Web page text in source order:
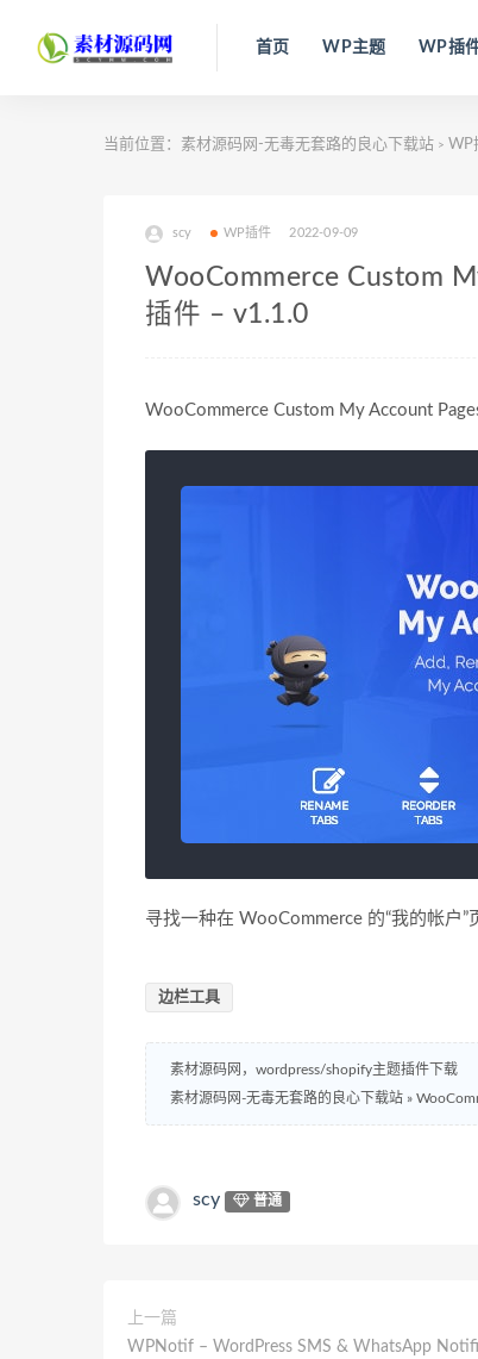
首页 WP主题 WP插
当前位置： 素材源码网-无毒无套路的良心下载站 > WP
scy WP插件 2022-09-09
WooCommerce Custom
插件 – v1.1.0
WooCommerce Custom My Account
寻找一种在 WooCommerce 的“我的帐户
边栏工具
素材源码网，wordpress/shopify主题插件下载
素材源码网-无毒无套路的良心下载站 »
scy 普通
上一篇
WPNotif – WordPress SMS & WhatsApp